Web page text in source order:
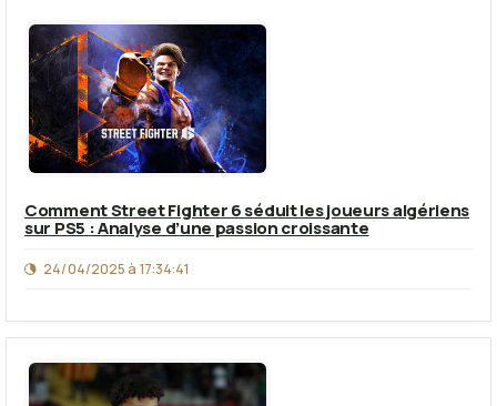
Comment Street Fighter 6 séduit les joueurs algériens
sur PS5 : Analyse d’une passion croissante
24/04/2025 à 17:34:41